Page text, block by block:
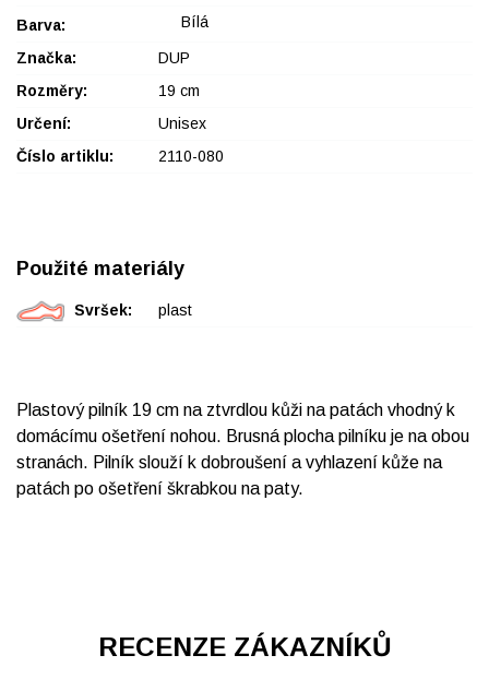
Barva: Bílá
Značka:
DUP
Rozměry:
19 cm
Určení:
Unisex
Číslo artiklu:
2110-080
Použité materiály
Svršek: plast
Plastový pilník 19 cm na ztvrdlou kůži na patách vhodný k
domácímu ošetření nohou. Brusná plocha pilníku je na obou
stranách. Pilník slouží k dobroušení a vyhlazení kůže na
patách po ošetření škrabkou na paty.
RECENZE ZÁKAZNÍKŮ